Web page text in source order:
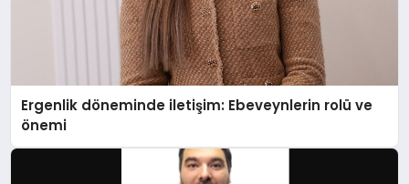
Ergenlik döneminde iletişim: Ebeveynlerin rolü ve
önemi